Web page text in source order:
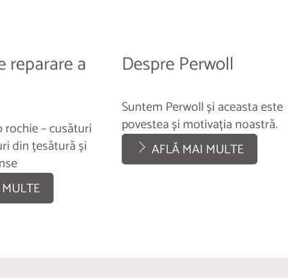
reparare a
rochie – cusături
din țesătură și
Despre Perwoll
Suntem Perwoll și aceasta este
povestea și motivația noastră.
AFLĂ MAI MULTE